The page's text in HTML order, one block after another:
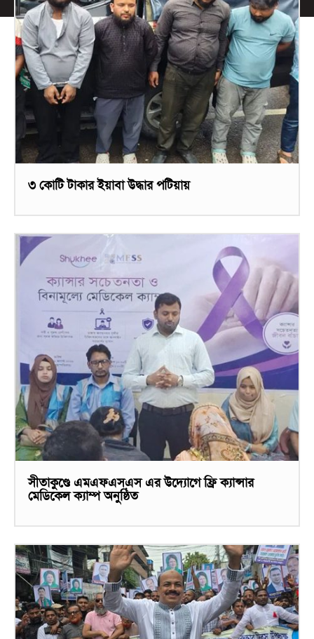
৩ কোটি টাকার ইয়াবা উদ্ধার পটিয়ায়
সীতাকুণ্ডে এমএফএসএস এর উদ্যোগে ফ্রি ক্যান্সার
মেডিকেল ক্যাম্প অনুষ্ঠিত